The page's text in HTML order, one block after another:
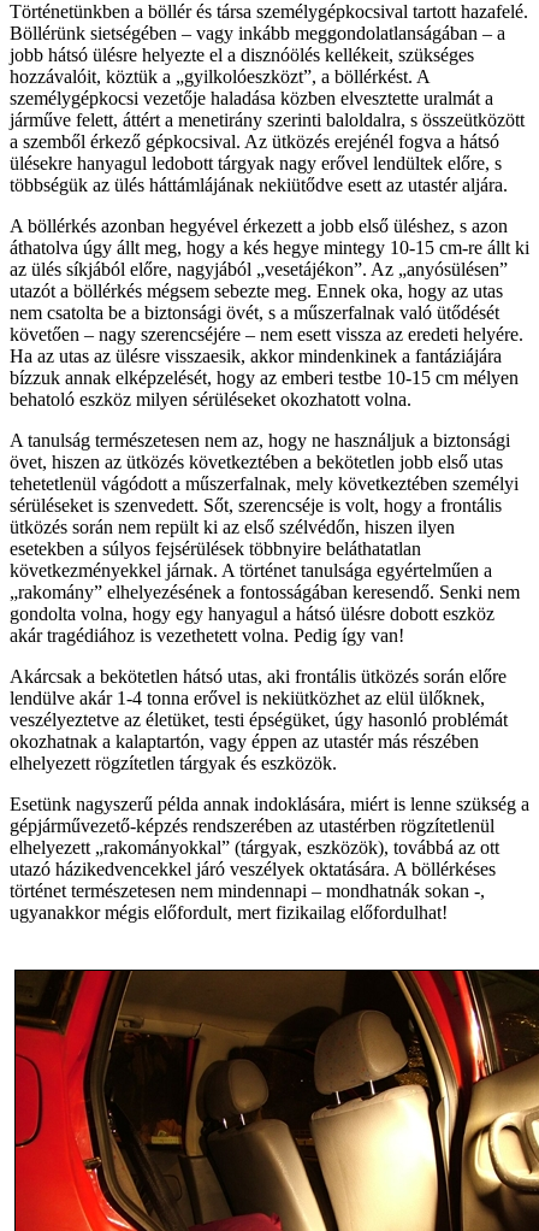
Történetünkben a böllér és társa személygépkocsival tartott hazafelé.
Böllérünk sietségében – vagy inkább meggondolatlanságában – a
jobb hátsó ülésre helyezte el a disznóölés kellékeit, szükséges
hozzávalóit, köztük a „gyilkolóeszközt”, a böllérkést. A
személygépkocsi vezetője haladása közben elvesztette uralmát a
járműve felett, áttért a menetirány szerinti baloldalra, s összeütközött
a szemből érkező gépkocsival. Az ütközés erejénél fogva a hátsó
ülésekre hanyagul ledobott tárgyak nagy erővel lendültek előre, s
többségük az ülés háttámlájának nekiütődve esett az utastér aljára.
A böllérkés azonban hegyével érkezett a jobb első üléshez, s azon
áthatolva úgy állt meg, hogy a kés hegye mintegy 10-15 cm-re állt ki
az ülés síkjából előre, nagyjából „vesetájékon”. Az „anyósülésen”
utazót a böllérkés mégsem sebezte meg. Ennek oka, hogy az utas
nem csatolta be a biztonsági övét, s a műszerfalnak való ütődését
követően – nagy szerencséjére – nem esett vissza az eredeti helyére.
Ha az utas az ülésre visszaesik, akkor mindenkinek a fantáziájára
bízzuk annak elképzelését, hogy az emberi testbe 10-15 cm mélyen
behatoló eszköz milyen sérüléseket okozhatott volna.
A tanulság természetesen nem az, hogy ne használjuk a biztonsági
övet, hiszen az ütközés következtében a bekötetlen jobb első utas
tehetetlenül vágódott a műszerfalnak, mely következtében személyi
sérüléseket is szenvedett. Sőt, szerencséje is volt, hogy a frontális
ütközés során nem repült ki az első szélvédőn, hiszen ilyen
esetekben a súlyos fejsérülések többnyire beláthatatlan
következményekkel járnak. A történet tanulsága egyértelműen a
„rakomány” elhelyezésének a fontosságában keresendő. Senki nem
gondolta volna, hogy egy hanyagul a hátsó ülésre dobott eszköz
akár tragédiához is vezethetett volna. Pedig így van!
Akárcsak a bekötetlen hátsó utas, aki frontális ütközés során előre
lendülve akár 1-4 tonna erővel is nekiütközhet az elül ülőknek,
veszélyeztetve az életüket, testi épségüket, úgy hasonló problémát
okozhatnak a kalaptartón, vagy éppen az utastér más részében
elhelyezett rögzítetlen tárgyak és eszközök.
Esetünk nagyszerű példa annak indoklására, miért is lenne szükség a
gépjárművezető-képzés rendszerében az utastérben rögzítetlenül
elhelyezett „rakományokkal” (tárgyak, eszközök), továbbá az ott
utazó házikedvencekkel járó veszélyek oktatására. A böllérkéses
történet természetesen nem mindennapi – mondhatnák sokan -,
ugyanakkor mégis előfordult, mert fizikailag előfordulhat!